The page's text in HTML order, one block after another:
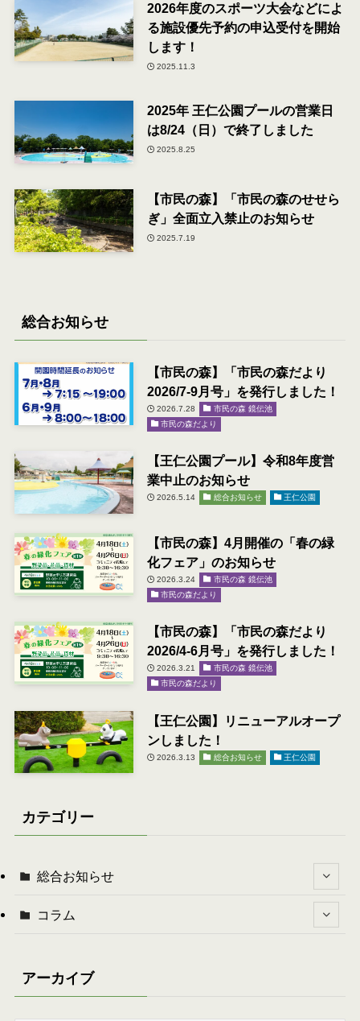
2026年度のスポーツ大会などによ
る施設優先予約の申込受付を開始
します！
2025.11.3
2025年 王仁公園プールの営業日
は8/24（日）で終了しました
2025.8.25
【市民の森】「市民の森のせせら
ぎ」全面立入禁止のお知らせ
2025.7.19
総合お知らせ
【市民の森】「市民の森だより
2026/7-9月号」を発行しました！
2026.7.28
市民の森 鏡伝池
市民の森だより
【王仁公園プール】令和8年度営
業中止のお知らせ
2026.5.14 総合お知らせ 王仁公園
【市民の森】4月開催の「春の緑
化フェア」のお知らせ
2026.3.24
市民の森 鏡伝池
市民の森だより
【市民の森】「市民の森だより
2026/4-6月号」を発行しました！
2026.3.21
市民の森 鏡伝池
市民の森だより
【王仁公園】リニューアルオープ
ンしました！
2026.3.13 総合お知らせ 王仁公園
カテゴリー
総合お知らせ
コラム
アーカイブ